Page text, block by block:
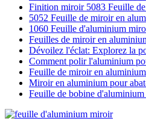
Finition miroir 5083 Feuille
5052 Feuille de miroir en
1060 Feuille d'aluminium
Feuilles de miroir en
Dévoilez l'éclat: Explorez la
Comment polir l'aluminium
Feuille de miroir en
Miroir en aluminium pour
Feuille de bobine